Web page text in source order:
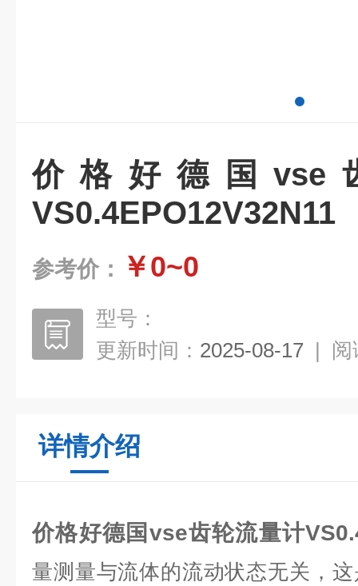
价格好德国vse
VS0.4EPO12V32N11
参考价： ￥0~0
型号：
更新时间： 2025-08-17 | 阅
详情介绍
价格好德国vse齿轮流量计
量测量与流体的流动状态无关，